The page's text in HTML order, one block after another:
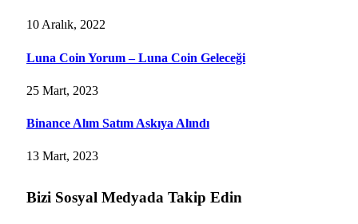
10 Aralık, 2022
Luna Coin Yorum – Luna Coin Geleceği
25 Mart, 2023
Binance Alım Satım Askıya Alındı
13 Mart, 2023
Bizi Sosyal Medyada Takip Edin